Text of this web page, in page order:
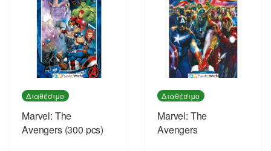
Διαθέσιμο
Marvel: The
Avengers (300 pcs)
Διαθέσιμο
Marvel: The
Avengers